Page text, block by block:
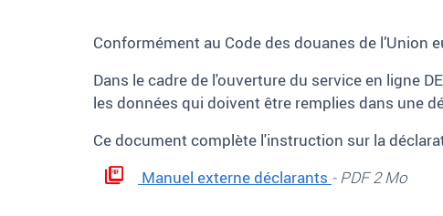
Conformément au Code des douanes de
Dans le cadre de l'ouverture du service en ligne
les données qui doivent être remplies dans une
Ce document complète l'instruction sur la
Manuel externe déclarants - PDF 2 Mo